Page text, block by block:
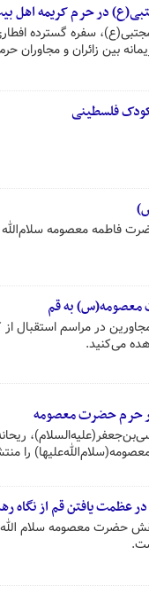
در حرم کریمه اهل
بین زائران و مجاوران
فلسطینی
فاطمه معصومه
معصومه(س) به قم
در مراسم
می‌کنید.
حرم حضرت معصومه
را
یافتن قم از نگاه
حضرت معصومه سلام